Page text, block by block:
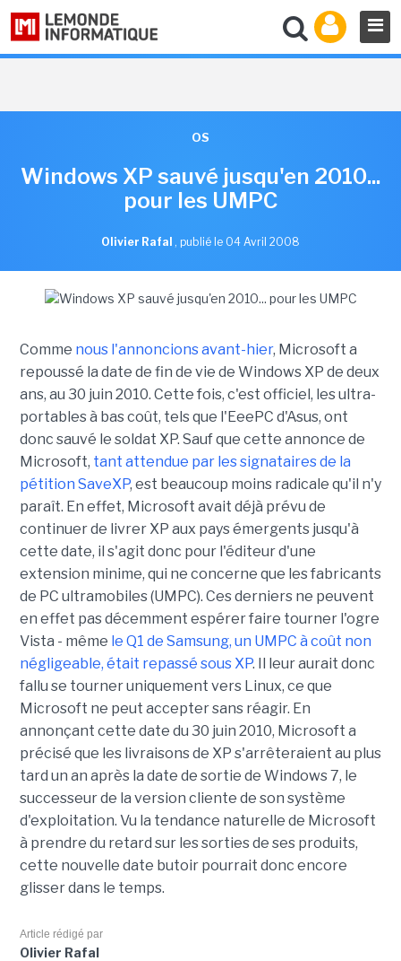
OS
Windows XP sauvé jusqu'en 2010...
pour les UMPC
Olivier Rafal , publié le 04 Avril 2008
Comme nous l'annoncions avant-hier, Microsoft a
repoussé la date de fin de vie de Windows XP de deux
ans, au 30 juin 2010. Cette fois, c'est officiel, les ultra-
portables à bas coût, tels que l'EeePC d'Asus, ont
donc sauvé le soldat XP. Sauf que cette annonce de
Microsoft, tant attendue par les signataires de la
pétition SaveXP, est beaucoup moins radicale qu'il n'y
paraît. En effet, Microsoft avait déjà prévu de
continuer de livrer XP aux pays émergents jusqu'à
cette date, il s'agit donc pour l'éditeur d'une
extension minime, qui ne concerne que les fabricants
de PC ultramobiles (UMPC). Ces derniers ne peuvent
en effet pas décemment espérer faire tourner l'ogre
Vista - même le Q1 de Samsung, un UMPC à coût non
négligeable, était repassé sous XP. Il leur aurait donc
fallu se tourner uniquement vers Linux, ce que
Microsoft ne peut accepter sans réagir. En
annonçant cette date du 30 juin 2010, Microsoft a
précisé que les livraisons de XP s'arrêteraient au plus
tard un an après la date de sortie de Windows 7, le
successeur de la version cliente de son système
d'exploitation. Vu la tendance naturelle de Microsoft
à prendre du retard sur les sorties de ses produits,
cette nouvelle date butoir pourrait donc encore
glisser dans le temps.
Article rédigé par
Olivier Rafal